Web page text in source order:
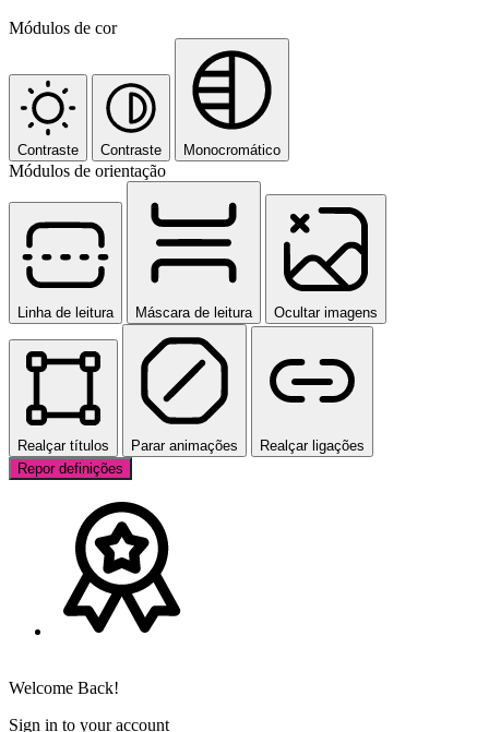
Módulos de cor
Contraste Contraste Monocromático
Módulos de orientação
Linha de leitura Máscara de leitura Ocultar imagens
Realçar títulos Parar animações
Realçar ligações
Repor definições
Welcome Back!
Sign in to your account